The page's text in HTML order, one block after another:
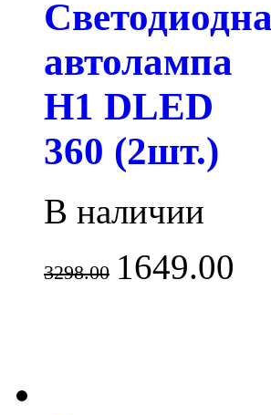
автолампа
H1 DLED
360 (2шт.)
В наличии
3298.00 1649.00